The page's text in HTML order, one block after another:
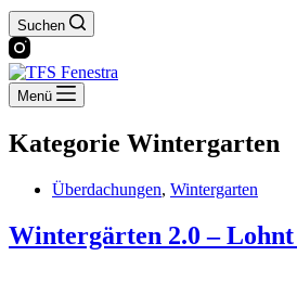
Suchen
Menü
Kategorie Wintergarten
Überdachungen, Wintergarten
Wintergärten 2.0 – Lohnt